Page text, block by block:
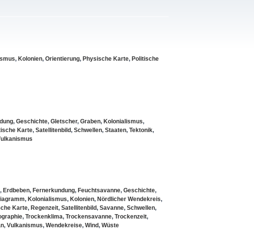
, Kolonien, Orientierung, Physische Karte, Politische
, Geschichte, Gletscher, Graben, Kolonialismus,
Karte, Satellitenbild, Schwellen, Staaten, Tektonik,
, Erdbeben, Fernerkundung, Feuchtsavanne, Geschichte,
, Kolonialismus, Kolonien, Nördlicher Wendekreis,
Karte, Regenzeit, Satellitenbild, Savanne, Schwellen,
, Trockenklima, Trockensavanne, Trockenzeit,
, Vulkanismus, Wendekreise, Wind, Wüste